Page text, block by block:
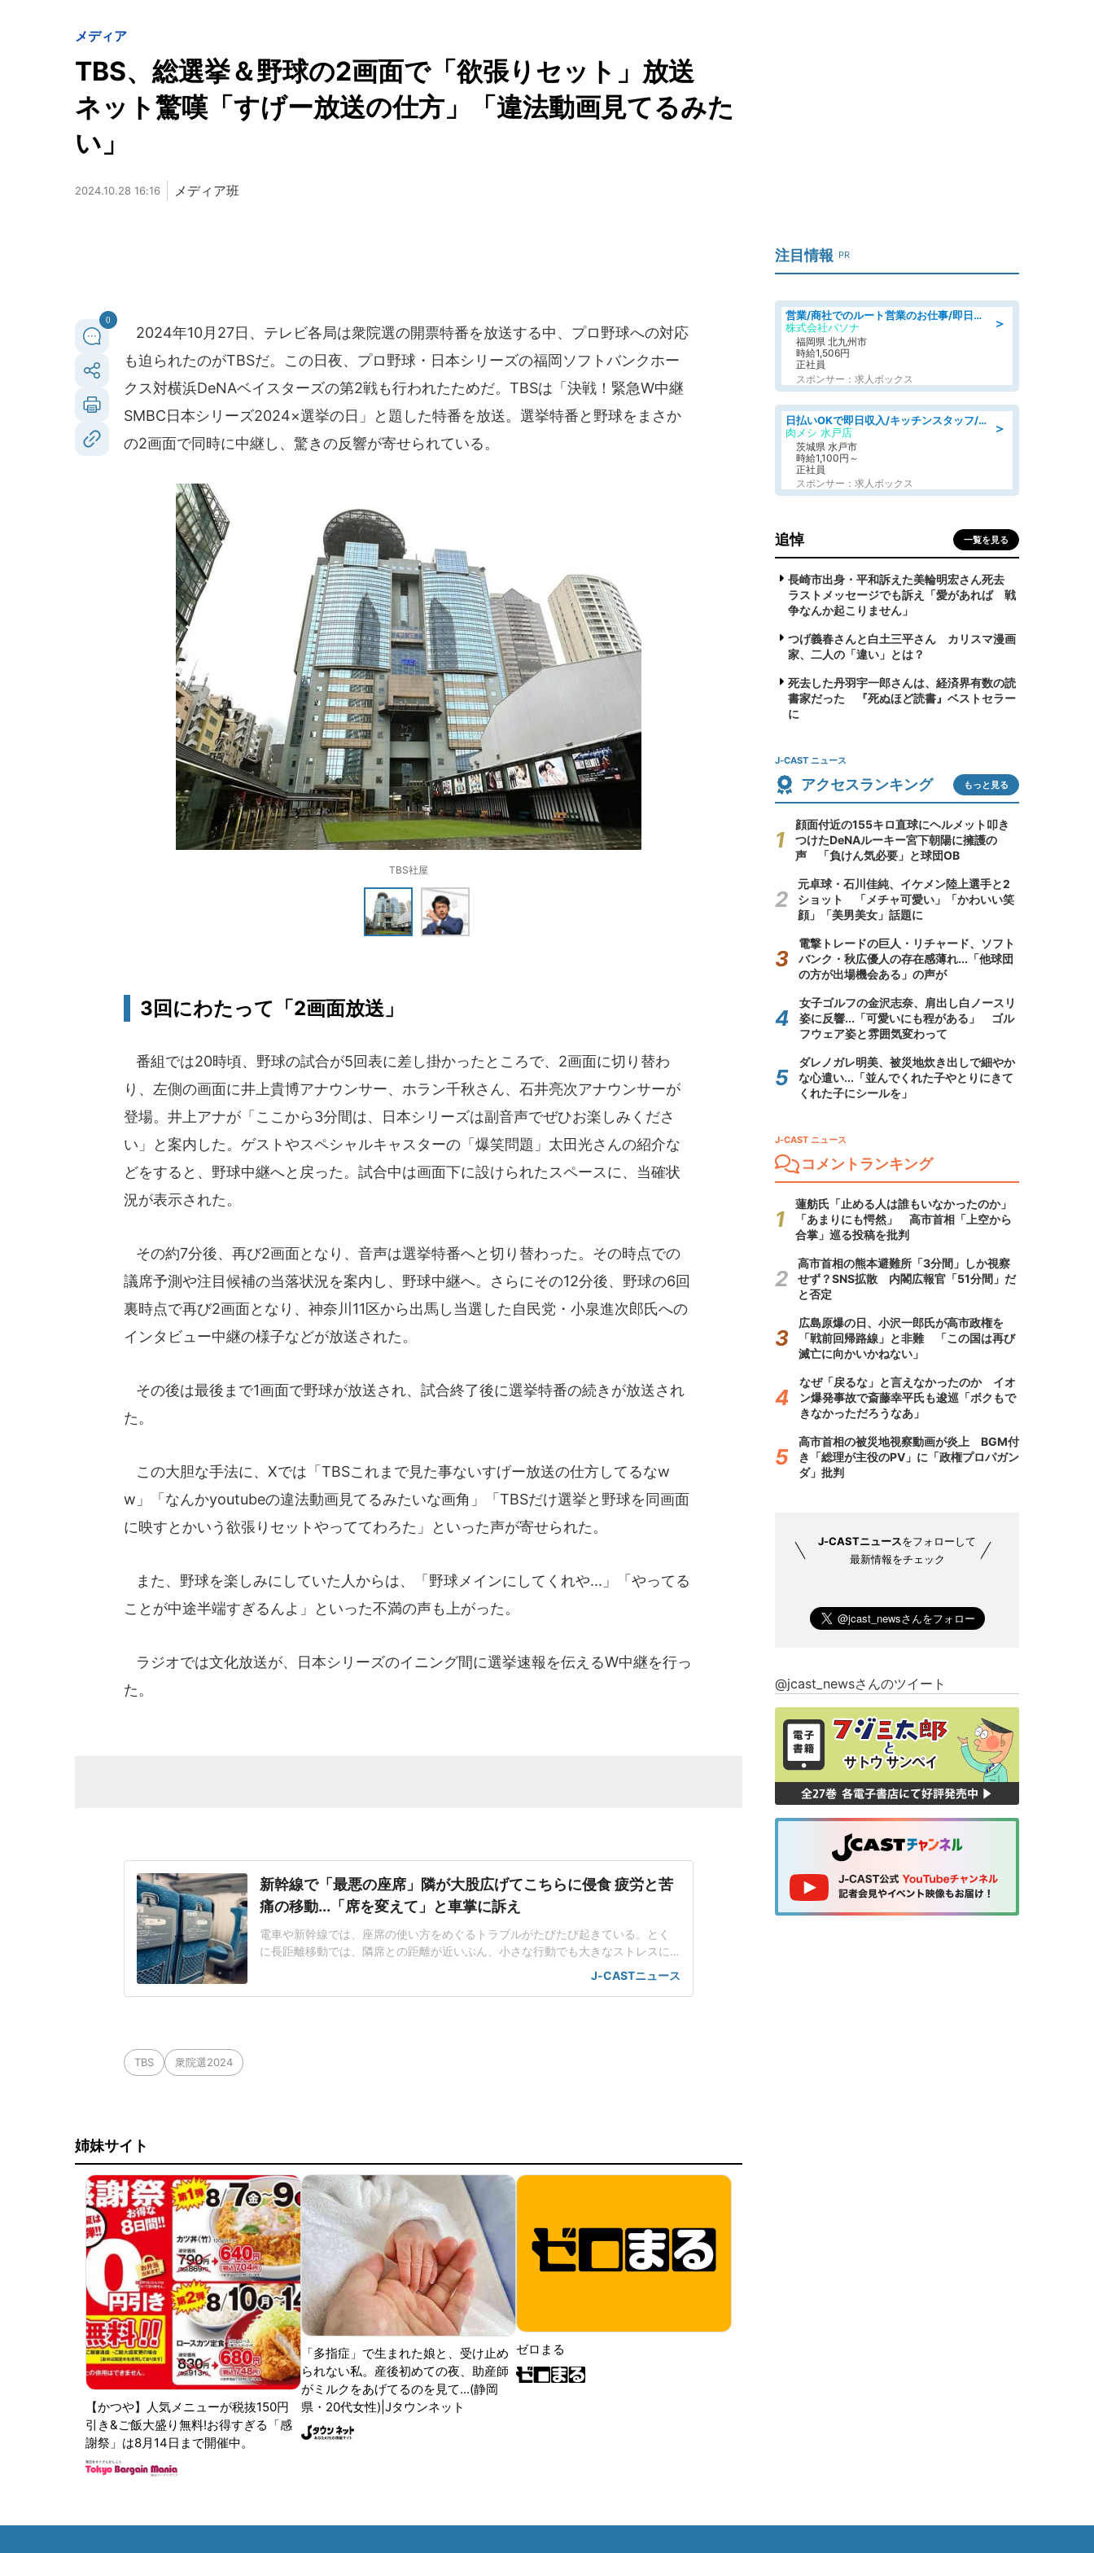
メディア
TBS、総選挙＆野球の2画面で「欲張りセット」放送
ネット驚嘆「すげー放送の仕方」「違法動画見てるみた
い」
2024.10.28 16:16 メディア班
0
2024年10月27日、テレビ各局は衆院選の開票特番を放送する中、プロ野球への対応
も迫られたのがTBSだ。この日夜、プロ野球・日本シリーズの福岡ソフトバンクホー
クス対横浜DeNAベイスターズの第2戦も行われたためだ。TBSは「決戦！緊急W中継
SMBC日本シリーズ2024×選挙の日」と題した特番を放送。選挙特番と野球をまさか
の2画面で同時に中継し、驚きの反響が寄せられている。
TBS社屋
3回にわたって「2画面放送」
番組では20時頃、野球の試合が5回表に差し掛かったところで、2画面に切り替わ
り、左側の画面に井上貴博アナウンサー、ホラン千秋さん、石井亮次アナウンサーが
登場。井上アナが「ここから3分間は、日本シリーズは副音声でぜひお楽しみくださ
い」と案内した。ゲストやスペシャルキャスターの「爆笑問題」太田光さんの紹介な
どをすると、野球中継へと戻った。試合中は画面下に設けられたスペースに、当確状
況が表示された。
その約7分後、再び2画面となり、音声は選挙特番へと切り替わった。その時点での
議席予測や注目候補の当落状況を案内し、野球中継へ。さらにその12分後、野球の6回
裏時点で再び2画面となり、神奈川11区から出馬し当選した自民党・小泉進次郎氏への
インタビュー中継の様子などが放送された。
その後は最後まで1画面で野球が放送され、試合終了後に選挙特番の続きが放送され
た。
この大胆な手法に、Xでは「TBSこれまで見た事ないすげー放送の仕方してるなw
w」「なんかyoutubeの違法動画見てるみたいな画角」「TBSだけ選挙と野球を同画面
に映すとかいう欲張りセットやっててわろた」といった声が寄せられた。
また、野球を楽しみにしていた人からは、「野球メインにしてくれや...」「やってる
ことが中途半端すぎるんよ」といった不満の声も上がった。
ラジオでは文化放送が、日本シリーズのイニング間に選挙速報を伝えるW中継を行っ
た。
新幹線で「最悪の座席」隣が大股広げてこちらに侵食 疲労と苦
痛の移動...「席を変えて」と車掌に訴え
電車や新幹線では、座席の使い方をめぐるトラブルがたびたび起きている。とく
に長距離移動では、隣席との距離が近いぶん、小さな行動でも大きなストレスに
つながることがある。都内在住の中村彩名さん(仮名・30代)は、関西方面から東
京に向かう新幹線で、思わぬ出来事に直面した。不自然な姿勢で移動する羽目に
J-CASTニュース
TBS 衆院選2024
姉妹サイト
【かつや】人気メニューが税抜150円
引き&ご飯大盛り無料!お得すぎる「感
謝祭」は8月14日まで開催中。
「多指症」で生まれた娘と、受け止め
られない私。産後初めての夜、助産師
がミルクをあげてるのを見て...(静岡
県・20代女性)|Jタウンネット
ゼロまる
注目情報 PR
＞
営業/商社でのルート営業のお仕事/即日勤務可/車通勤可/営業
株式会社パソナ
福岡県 北九州市
時給1,506円
正社員
スポンサー：求人ボックス
＞
日払いOKで即日収入/キッチンスタッフ/「原付免許必須」デリバリー業務など、自己成長可能な幅広い仕事に挑戦!髪型自由&ピアス・ネイルOK/茨城県/水戸市
肉メシ 水戸店
茨城県 水戸市
時給1,100円～
正社員
スポンサー：求人ボックス
追悼 一覧を見る
長崎市出身・平和訴えた美輪明宏さん死去
ラストメッセージでも訴え「愛があれば 戦
争なんか起こりません」
つげ義春さんと白土三平さん カリスマ漫画
家、二人の「違い」とは？
死去した丹羽宇一郎さんは、経済界有数の読
書家だった 『死ぬほど読書』ベストセラー
に
J-CAST ニュース
アクセスランキング もっと見る
顔面付近の155キロ直球にヘルメット叩き
つけたDeNAルーキー宮下朝陽に擁護の
声 「負けん気必要」と球団OB
元卓球・石川佳純、イケメン陸上選手と2
ショット 「メチャ可愛い」「かわいい笑
顔」「美男美女」話題に
電撃トレードの巨人・リチャード、ソフト
バンク・秋広優人の存在感薄れ...「他球団
の方が出場機会ある」の声が
女子ゴルフの金沢志奈、肩出し白ノースリ
姿に反響...「可愛いにも程がある」 ゴル
フウェア姿と雰囲気変わって
ダレノガレ明美、被災地炊き出しで細やか
な心遣い...「並んでくれた子やとりにきて
くれた子にシールを」
J-CAST ニュース
コメントランキング
蓮舫氏「止める人は誰もいなかったのか」
「あまりにも愕然」 高市首相「上空から
合掌」巡る投稿を批判
高市首相の熊本避難所「3分間」しか視察
せず？SNS拡散 内閣広報官「51分間」だ
と否定
広島原爆の日、小沢一郎氏が高市政権を
「戦前回帰路線」と非難 「この国は再び
滅亡に向かいかねない」
なぜ「戻るな」と言えなかったのか イオ
ン爆発事故で斎藤幸平氏も逡巡「ボクもで
きなかっただろうなあ」
高市首相の被災地視察動画が炎上 BGM付
き「総理が主役のPV」に「政権プロパガン
ダ」批判
J-CASTニュースをフォローして
最新情報をチェック
@jcast_newsさんのツイート